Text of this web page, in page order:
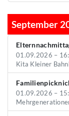
September
01.09.2026 –
Kita Kleiner
01.09.2026 –